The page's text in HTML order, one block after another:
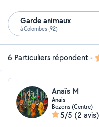
Garde animaux
à Colombes (92)
6 Particuliers répondent-
Anaïs M
Anais
Bezons (Centre)
5/5 (2 avis)